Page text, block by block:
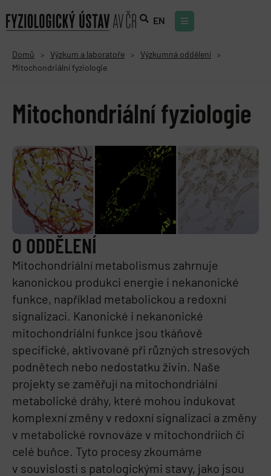
EN
Domů > Výzkum a laboratoře > Výzkumná oddělení >
Mitochondriální fyziologie
Mitochondriální fyziologie
O ODDĚLENÍ
Mitochondriální metabolismus zahrnuje
kanonickou produkci energie i nekanonické
funkce, například metabolickou a redoxní
signalizaci. Kanonické i nekanonické
mitochondriální funkce jsou tkáňově
specifické, aktivované při různých stresových
podnětech nebo nedostatku živin. Naše
projekty se zaměřují na mitochondriální
metabolické dráhy, které mohou indukovat
komplexní změny v redoxní signalizaci a změny
v metabolické rovnováze v mitochondriích či
celé buňce. Tyto procesy zkoumáme
v souvislosti s patologickými stavy, jako jsou